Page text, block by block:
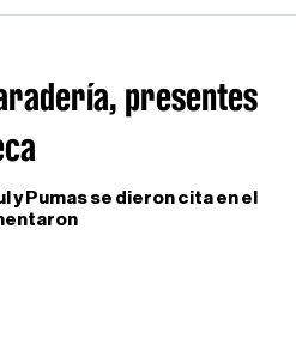
presentes
y Pumas se dieron cita en el